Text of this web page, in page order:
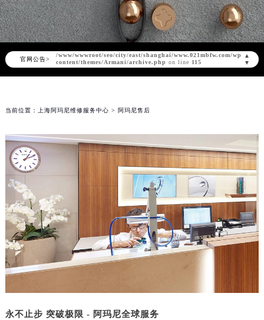
官网公告>
▲
▼
Warning: Invalid argument supplied for foreach() in
/www/wwwroot/seo/city/east/shanghai/www.021mbfw.com/wp-
当前位置： 上海阿玛尼维修服务中心 > 阿玛尼售后
永不止步 突破极限 - 阿玛尼全球服务